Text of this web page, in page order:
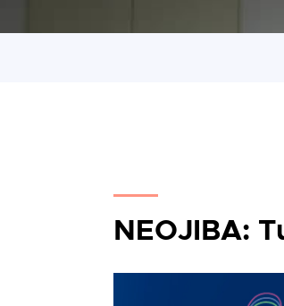
NEOJIBA: